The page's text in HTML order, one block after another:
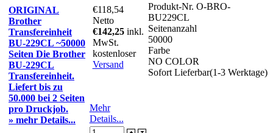
ORIGINAL
Brother
Transfereinheit
BU-229CL ~50000
Seiten Die Brother
BU-229CL
Transfereinheit.
Liefert bis zu
50.000 bei 2 Seiten
pro Druckjob.
» mehr Details...
€118,54
Netto
€142,25 inkl.
MwSt.
kostenloser
Versand
Produkt-Nr. O-BRO-
BU229CL
Seitenanzahl
50000
Farbe
NO COLOR
Sofort Lieferbar(1-3 Werktage)
Mehr
Details...